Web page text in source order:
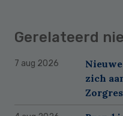
Gerelateerd
7 aug 2026
zich